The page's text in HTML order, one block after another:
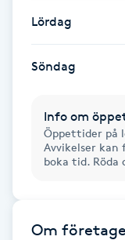
Hårvård
Hälsa
Hälsprickor
Lördag
Söndag
Info om
Öppettider på
Avvikelser kan
boka tid.
Om